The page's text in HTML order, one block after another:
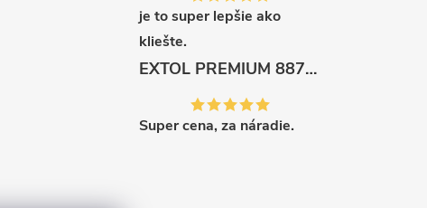
je to super lepšie ako
kliešte.
EXTOL PREMIUM 8871287 Sekera štiepacia 3500g, nylónová násada 910mm
Super cena, za náradie.